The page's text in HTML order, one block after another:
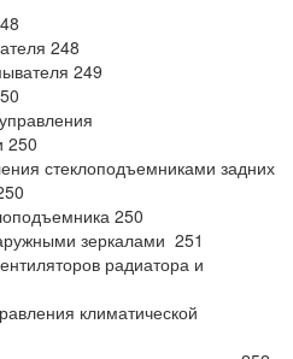
248
249
250
стеклоподъемниками задних
250
зеркалами 251
радиатора и
климатической